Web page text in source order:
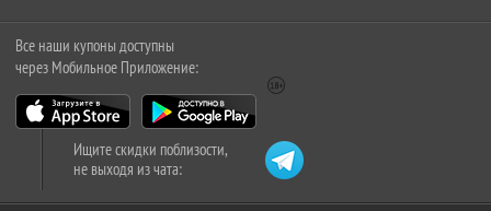
Все наши купоны доступны
через Мобильное Приложение:
Ищите скидки поблизости,
не выходя из чата: